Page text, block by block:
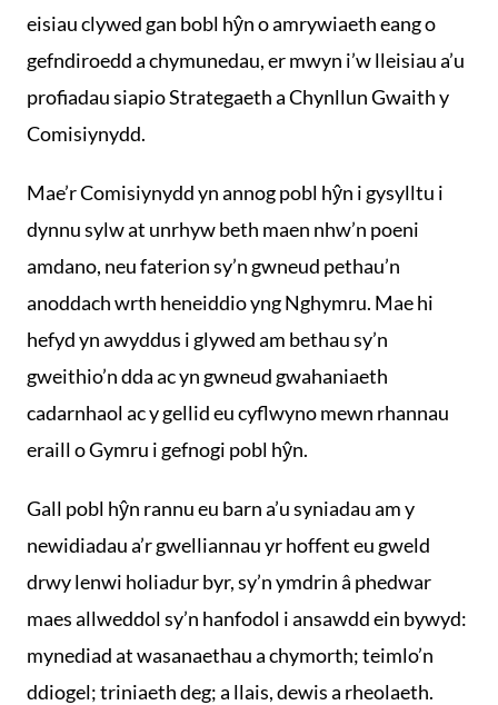
eisiau clywed gan bobl hŷn o amrywiaeth eang o
gefndiroedd a chymunedau, er mwyn i’w lleisiau a’u
profiadau siapio Strategaeth a Chynllun Gwaith y
Comisiynydd.
Mae’r Comisiynydd yn annog pobl hŷn i gysylltu i
dynnu sylw at unrhyw beth maen nhw’n poeni
amdano, neu faterion sy’n gwneud pethau’n
anoddach wrth heneiddio yng Nghymru. Mae hi
hefyd yn awyddus i glywed am bethau sy’n
gweithio’n dda ac yn gwneud gwahaniaeth
cadarnhaol ac y gellid eu cyflwyno mewn rhannau
eraill o Gymru i gefnogi pobl hŷn.
Gall pobl hŷn rannu eu barn a’u syniadau am y
newidiadau a’r gwelliannau yr hoffent eu gweld
drwy lenwi holiadur byr, sy’n ymdrin â phedwar
maes allweddol sy’n hanfodol i ansawdd ein bywyd:
mynediad at wasanaethau a chymorth; teimlo’n
ddiogel; triniaeth deg; a llais, dewis a rheolaeth.